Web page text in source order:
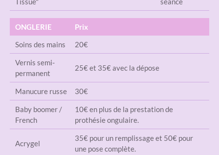
ONGLERIE
Prix
Soins des mains
20€
Vernis semi-
permanent
25€ et 35€ avec la dépose
Manucure russe 30€
Baby boomer /
French
10€ en plus de la prestation de
prothésie ongulaire.
Acrygel
35€ pour un remplissage et 50€ pour
une pose complète.